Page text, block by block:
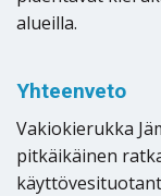
alueilla.
Yhteenveto
Vakiokierukka
pitkäikäinen